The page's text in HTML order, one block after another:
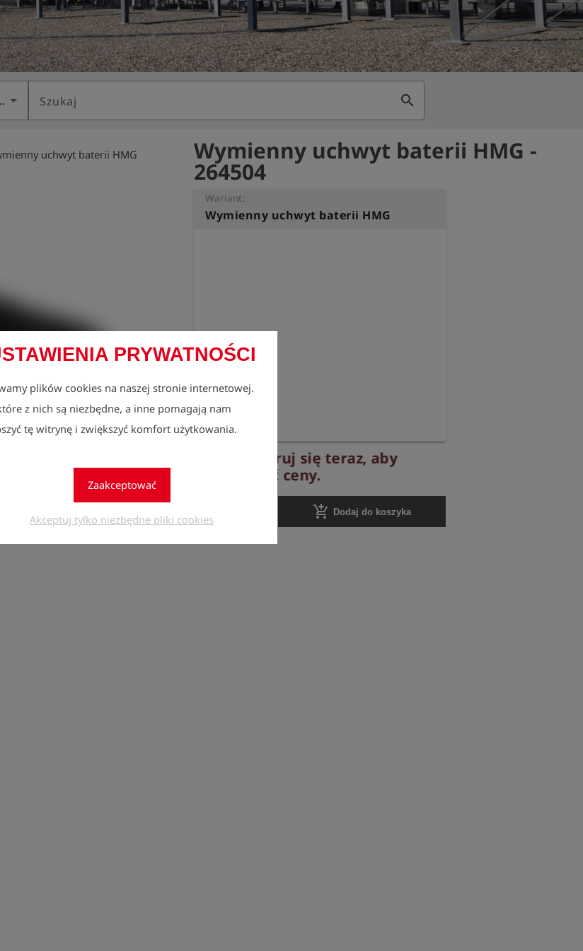
PRYWATNOŚCI
plików cookies na naszej stronie internetowej.
z nich są niezbędne, a inne pomagają nam
tę witrynę i zwiększyć komfort użytkowania.
Zaakceptować
Akceptuj tylko niezbędne pliki cookies
Szukaj search
uchwyt baterii HMG Wymienny uchwyt baterii HMG -
264504
Wariant:
Wymienny uchwyt baterii HMG
Zarejestruj się teraz, aby
zobaczyć ceny.
1 add_shopping_cart Dodaj do koszyka